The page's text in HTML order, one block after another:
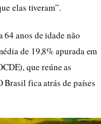
elas tiveram”.
64 anos de idade não
de 19,8% apurada em
que reúne as
Brasil fica atrás de países